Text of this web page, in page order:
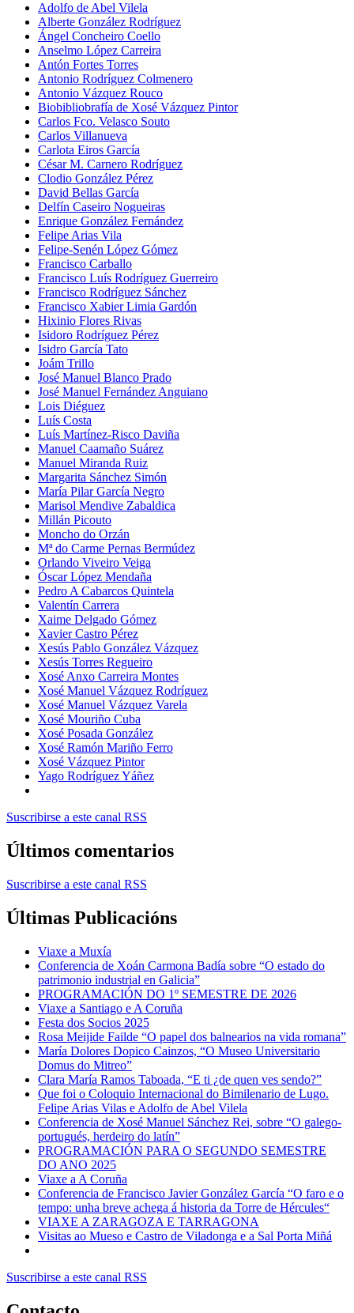
Adolfo de Abel Vilela
Alberte González Rodríguez
Ángel Concheiro Coello
Anselmo López Carreira
Antón Fortes Torres
Antonio Rodríguez Colmenero
Antonio Vázquez Rouco
Biobibliobrafía de Xosé Vázquez Pintor
Carlos Fco. Velasco Souto
Carlos Villanueva
Carlota Eiros García
César M. Carnero Rodríguez
Clodio González Pérez
David Bellas García
Delfín Caseiro Nogueiras
Enrique González Fernández
Felipe Arias Vila
Felipe-Senén López Gómez
Francisco Carballo
Francisco Luís Rodríguez Guerreiro
Francisco Rodríguez Sánchez
Francisco Xabier Limia Gardón
Hixinio Flores Rivas
Isidoro Rodríguez Pérez
Isidro García Tato
Joám Trillo
José Manuel Blanco Prado
José Manuel Fernández Anguiano
Lois Diéguez
Luís Costa
Luís Martínez-Risco Daviña
Manuel Caamaño Suárez
Manuel Miranda Ruiz
Margarita Sánchez Simón
María Pilar García Negro
Marisol Mendive Zabaldica
Millán Picouto
Moncho do Orzán
Mª do Carme Pernas Bermúdez
Orlando Viveiro Veiga
Óscar López Mendaña
Pedro A Cabarcos Quintela
Valentín Carrera
Xaime Delgado Gómez
Xavier Castro Pérez
Xesús Pablo González Vázquez
Xesús Torres Regueiro
Xosé Anxo Carreira Montes
Xosé Manuel Vázquez Rodríguez
Xosé Manuel Vázquez Varela
Xosé Mouriño Cuba
Xosé Posada González
Xosé Ramón Mariño Ferro
Xosé Vázquez Pintor
Yago Rodríguez Yáñez
Suscribirse a este canal RSS
Últimos comentarios
Suscribirse a este canal RSS
Últimas Publicacións
Viaxe a Muxía
Conferencia de Xoán Carmona Badía sobre “O estado do
patrimonio industrial en Galicia”
PROGRAMACIÓN DO 1º SEMESTRE DE 2026
Viaxe a Santiago e A Coruña
Festa dos Socios 2025
Rosa Meijide Failde “O papel dos balnearios na vida romana”
María Dolores Dopico Cainzos, “O Museo Universitario
Domus do Mitreo”
Clara María Ramos Taboada, “E ti ¿de quen ves sendo?”
Que foi o Coloquio Internacional do Bimilenario de Lugo.
Felipe Arias Vilas e Adolfo de Abel Vilela
Conferencia de Xosé Manuel Sánchez Rei, sobre “O galego-
portugués, herdeiro do latín”
PROGRAMACIÓN PARA O SEGUNDO SEMESTRE
DO ANO 2025
Viaxe a A Coruña
Conferencia de Francisco Javier González García “O faro e o
tempo: unha breve achega á historia da Torre de Hércules“
VIAXE A ZARAGOZA E TARRAGONA
Visitas ao Mueso e Castro de Viladonga e a Sal Porta Miñá
Suscribirse a este canal RSS